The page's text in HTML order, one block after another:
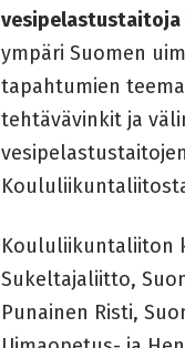
vesipelastustaitoja
ympäri Suomen
tapahtumien
tehtävävinkit ja
Koululiikuntaliiton
Sukeltajaliitto,
Punainen Risti,